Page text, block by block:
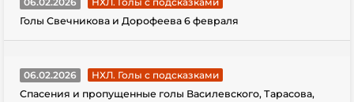
Голы Свечникова и Дорофеева 6 февраля
06.02.2026
НХЛ. Голы с подсказками
Спасения и пропущенные голы Василевского, Тарасова,